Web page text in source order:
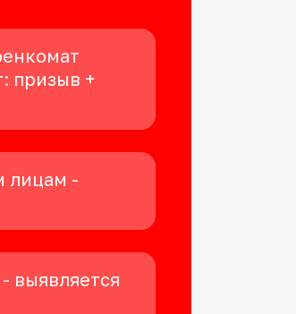
призыв +
лицам -
выявляется